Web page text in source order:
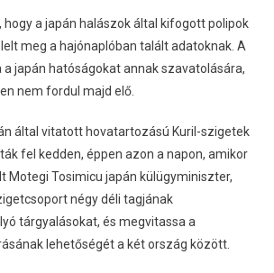
hogy a japán halászok által kifogott polipok
meg a hajónaplóban talált adatoknak. A
japán hatóságokat annak szavatolására,
nem fordul majd elő.
által vitatott hovatartozású Kuril-szigetek
fel kedden, éppen azon a napon, amikor
Motegi Tosimicu japán külügyminiszter,
négy déli tagjának
tárgyalásokat, és megvitassa a
lehetőségét a két ország között.